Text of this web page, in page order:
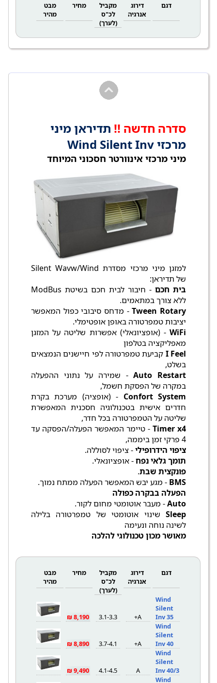
דגם
דירוג
אנרגיה
מקביל
לכ"ס
(לערך)
מחיר
מבט
מהיר
סדרה חדשה !! תדיראן מיני
מרכזי Wind Silent Inv
מיני מרכזי אינוורטר חסכוני המיוחד
למזגן מיני מרכזי מסדרת Silent Wavw/Wind
של תדיראן:
בית חכם
- חיבור לבית חכם בשיטת ModBus
ללא צורך במתאמים.
Tween Rotary- מדחס סיבובי כפול המאפשר
יציבות טמפרטורה באופן אופטימלי.
WiFi - (אופציונאלי) אפשרות שליטה על המזגן
מאפליקציה בטלפון
I Feel קביעת טמפרטורה לפי חיישנים הנמצאים
בשלט,
Auto Restart- שמירה על נתוני ההפעלה
במקרה של הפסקת חשמל,
Confort System - (אופציה) מערכת בקרת
חדרים אישית בטכנולוגיה חסכנית המאפשרת
שליטה על הטמפרטורה בכל חדר,
Timer x4 - טיימר המאפשר הפעלה/הפסקה עד
4 פרקי זמן ביממה,
ציפוי הידרופילי- ציפוי לסוללה.
תומך גלאי נפח- אופציונאלי.
פונקצית שבת.
BMS - מגע יבש המאפשר הפעלה ממתח נמוך.
הפעלה בבקרה כפולה
Auto- מעבר אוטומטי מחום לקור.
Sleep שינוי אוטומטי של טמפרטורה בלילה
לשינה נוחה ונעימה
מאושר מכון טכנולוגי להלכה
דגם
דירוג
אנרגיה
מקביל
לכ"ס
(לערך)
מחיר
מבט
מהיר
Wind
Silent
Inv 35
A+
3.1-3.3
8,190 ₪
Wind
Silent
Inv 40
A+
3.7-4.1
8,890 ₪
Wind
Silent
Inv 40/3
A
4.1-4.5
9,490 ₪
Wind